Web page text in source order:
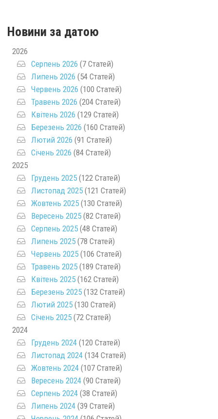
Новини за датою
2026
Серпень 2026 (7 Статей)
Липень 2026 (54 Статей)
Червень 2026 (100 Статей)
Травень 2026 (204 Статей)
Квітень 2026 (129 Статей)
Березень 2026 (160 Статей)
Лютий 2026 (91 Статей)
Січень 2026 (84 Статей)
2025
Грудень 2025 (122 Статей)
Листопад 2025 (121 Статей)
Жовтень 2025 (130 Статей)
Вересень 2025 (82 Статей)
Серпень 2025 (48 Статей)
Липень 2025 (78 Статей)
Червень 2025 (106 Статей)
Травень 2025 (189 Статей)
Квітень 2025 (162 Статей)
Березень 2025 (132 Статей)
Лютий 2025 (130 Статей)
Січень 2025 (72 Статей)
2024
Грудень 2024 (120 Статей)
Листопад 2024 (134 Статей)
Жовтень 2024 (107 Статей)
Вересень 2024 (90 Статей)
Серпень 2024 (38 Статей)
Липень 2024 (39 Статей)